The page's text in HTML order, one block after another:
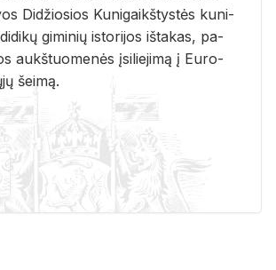
Di­džio­sios Ku­ni­gaikš­tys­tės ku­ni­
gi­mi­nių is­to­ri­jos iš­ta­kas, pa­
aukš­tuo­me­nės įsi­lie­ji­mą į Eu­ro­
šei­mą.